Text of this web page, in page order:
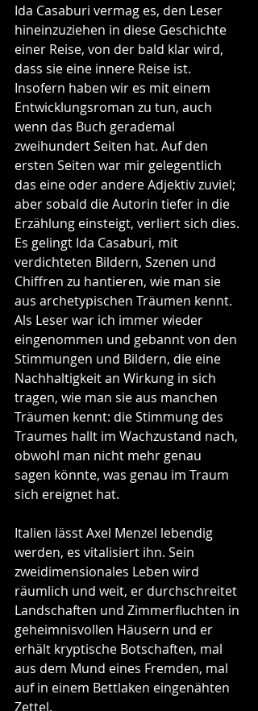
Ida Casaburi vermag es, den Leser
hineinzuziehen in diese Geschichte
einer Reise, von der bald klar wird,
dass sie eine innere Reise ist.
Insofern haben wir es mit einem
Entwicklungsroman zu tun, auch
wenn das Buch gerademal
zweihundert Seiten hat. Auf den
ersten Seiten war mir gelegentlich
das eine oder andere Adjektiv zuviel;
aber sobald die Autorin tiefer in die
Erzählung einsteigt, verliert sich dies.
Es gelingt Ida Casaburi, mit
verdichteten Bildern, Szenen und
Chiffren zu hantieren, wie man sie
aus archetypischen Träumen kennt.
Als Leser war ich immer wieder
eingenommen und gebannt von den
Stimmungen und Bildern, die eine
Nachhaltigkeit an Wirkung in sich
tragen, wie man sie aus manchen
Träumen kennt: die Stimmung des
Traumes hallt im Wachzustand nach,
obwohl man nicht mehr genau
sagen könnte, was genau im Traum
sich ereignet hat.
Italien lässt Axel Menzel lebendig
werden, es vitalisiert ihn. Sein
zweidimensionales Leben wird
räumlich und weit, er durchschreitet
Landschaften und Zimmerfluchten in
geheimnisvollen Häusern und er
erhält kryptische Botschaften, mal
aus dem Mund eines Fremden, mal
auf in einem Bettlaken eingenähten
Zettel.